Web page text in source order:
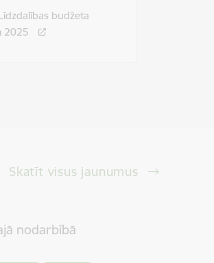
budžeta
2025
Skatīt visus jaunumus
nodarbībā